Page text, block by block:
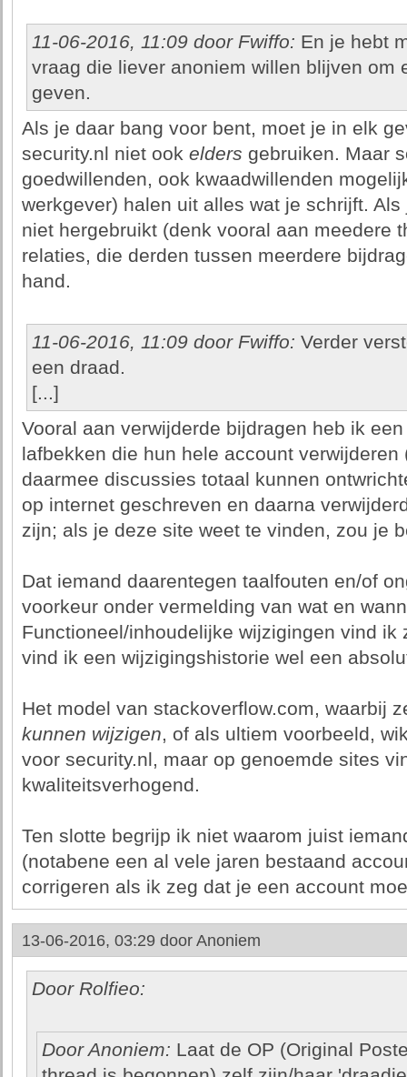
11-06-2016, 11:09 door Fwiffo: En je hebt
vraag die liever anoniem willen blijven om
geven.
Als je daar bang voor bent, moet je in elk
security.nl niet ook elders gebruiken. Maar
goedwillenden, ook kwaadwillenden
werkgever) halen uit alles wat je schrijft.
niet hergebruikt (denk vooral aan meedere
relaties, die derden tussen meerdere
hand.
11-06-2016, 11:09 door Fwiffo: Verder
een draad.
[...]
Vooral aan verwijderde bijdragen heb ik
lafbekken die hun hele account
daarmee discussies totaal kunnen
op internet geschreven en daarna
zijn; als je deze site weet te vinden, zou je
Dat iemand daarentegen taalfouten en/of
voorkeur onder vermelding van wat en
Functioneel/inhoudelijke wijzigingen vind
vind ik een wijzigingshistorie wel een
Het model van stackoverflow.com, waarbij
kunnen wijzigen, of als ultiem voorbeeld,
voor security.nl, maar op genoemde sites
kwaliteitsverhogend.
Ten slotte begrijp ik niet waarom juist
(notabene een al vele jaren bestaand
corrigeren als ik zeg dat je een account
13-06-2016, 03:29 door Anoniem
Door Rolfieo:
Door Anoniem: Laat de OP (Original